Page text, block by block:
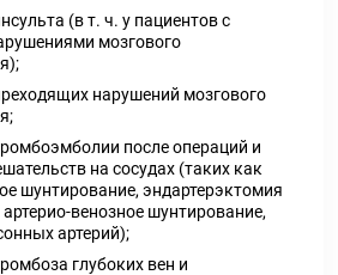
(в т. ч. у пациентов с
мозгового
нарушений мозгового
после операций и
на сосудах (таких как
шунтирование, эндартерэктомия
венозное шунтирование,
артерий);
глубоких вен и